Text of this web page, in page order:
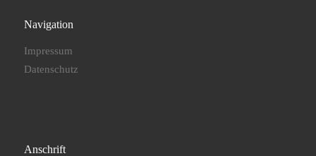
Navigation
Impressum
Datenschutz
Anschrift